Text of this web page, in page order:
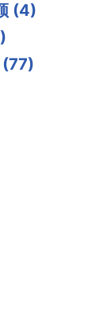
(4)
(77)